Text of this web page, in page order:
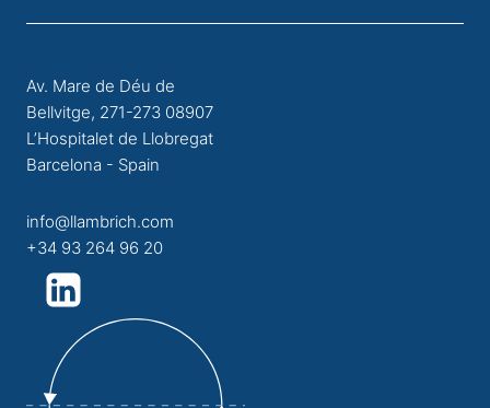
Av. Mare de Déu de
Bellvitge, 271-273 08907
L’Hospitalet de Llobregat
Barcelona - Spain
info@llambrich.com
+34 93 264 96 20